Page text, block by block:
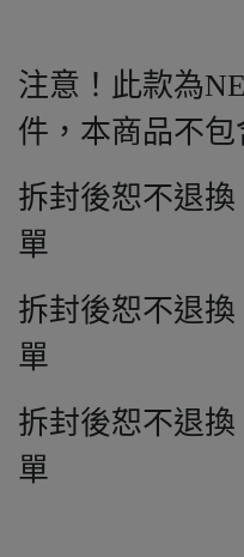
注意！此款為
件，本商品不包
拆封後恕不退
單
拆封後恕不退
單
拆封後恕不退
單